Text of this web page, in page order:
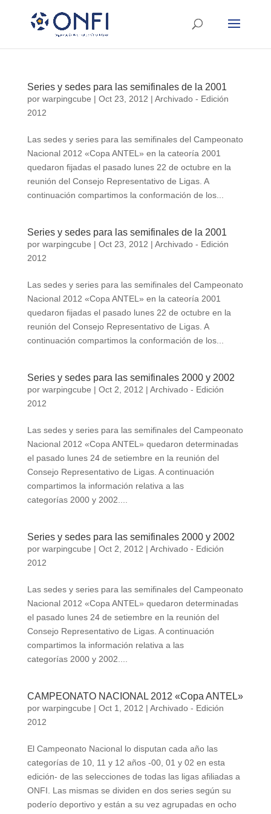
Series y sedes para las semifinales de la 2001
por warpingcube | Oct 23, 2012 | Archivado - Edición
2012
Las sedes y series para las semifinales del Campeonato
Nacional 2012 «Copa ANTEL» en la cateoría 2001
quedaron fijadas el pasado lunes 22 de octubre en la
reunión del Consejo Representativo de Ligas. A
continuación compartimos la conformación de los...
Series y sedes para las semifinales de la 2001
por warpingcube | Oct 23, 2012 | Archivado - Edición
2012
Las sedes y series para las semifinales del Campeonato
Nacional 2012 «Copa ANTEL» en la cateoría 2001
quedaron fijadas el pasado lunes 22 de octubre en la
reunión del Consejo Representativo de Ligas. A
continuación compartimos la conformación de los...
Series y sedes para las semifinales 2000 y 2002
por warpingcube | Oct 2, 2012 | Archivado - Edición
2012
Las sedes y series para las semifinales del Campeonato
Nacional 2012 «Copa ANTEL» quedaron determinadas
el pasado lunes 24 de setiembre en la reunión del
Consejo Representativo de Ligas. A continuación
compartimos la información relativa a las
categorías 2000 y 2002....
Series y sedes para las semifinales 2000 y 2002
por warpingcube | Oct 2, 2012 | Archivado - Edición
2012
Las sedes y series para las semifinales del Campeonato
Nacional 2012 «Copa ANTEL» quedaron determinadas
el pasado lunes 24 de setiembre en la reunión del
Consejo Representativo de Ligas. A continuación
compartimos la información relativa a las
categorías 2000 y 2002....
CAMPEONATO NACIONAL 2012 «Copa ANTEL»
por warpingcube | Oct 1, 2012 | Archivado - Edición
2012
El Campeonato Nacional lo disputan cada año las
categorías de 10, 11 y 12 años -00, 01 y 02 en esta
edición- de las selecciones de todas las ligas afiliadas a
ONFI. Las mismas se dividen en dos series según su
poderío deportivo y están a su vez agrupadas en ocho